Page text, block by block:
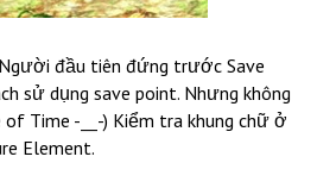
Người đầu tiên đứng trước Save
sử dụng save point. Nhưng không
of Time -__-) Kiểm tra khung chữ ở
Element.